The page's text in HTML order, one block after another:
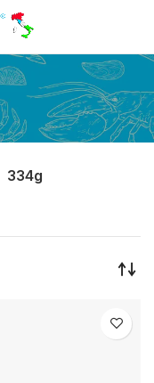
334g